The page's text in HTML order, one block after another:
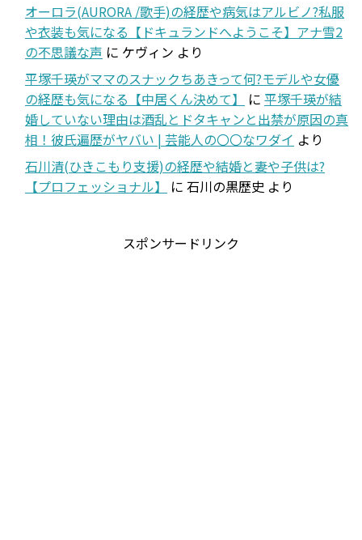
オーロラ(AURORA /歌手)の経歴や病気はアルビノ?私服
や衣装も気になる【ドキュランドへようこそ】アナ雪2
の不思議な声 に ケヴィン より
平塚千瑛がママのスナックちあきって何?モデルや女優
の経歴も気になる【中居くん決めて】
に 平塚千瑛が結
婚していない理由は酒乱とドタキャンと出禁が原因の真
相！彼氏遍歴がヤバい | 芸能人の〇〇なワダイ より
石川清(ひきこもり支援)の経歴や結婚と妻や子供は?
【プロフェッショナル】
に 石川の黒歴史 より
スポンサードリンク